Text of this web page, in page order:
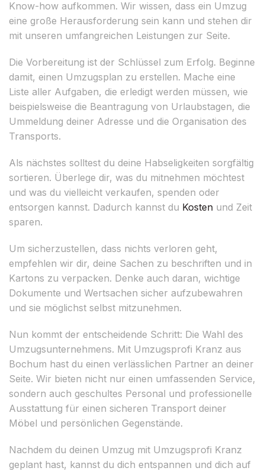
Know-how aufkommen. Wir wissen, dass ein Umzug
eine große Herausforderung sein kann und stehen dir
mit unseren umfangreichen Leistungen zur Seite.
Die Vorbereitung ist der Schlüssel zum Erfolg. Beginne
damit, einen Umzugsplan zu erstellen. Mache eine
Liste aller Aufgaben, die erledigt werden müssen, wie
beispielsweise die Beantragung von Urlaubstagen, die
Ummeldung deiner Adresse und die Organisation des
Transports.
Als nächstes solltest du deine Habseligkeiten sorgfältig
sortieren. Überlege dir, was du mitnehmen möchtest
und was du vielleicht verkaufen, spenden oder
entsorgen kannst. Dadurch kannst du Kosten und Zeit
sparen.
Um sicherzustellen, dass nichts verloren geht,
empfehlen wir dir, deine Sachen zu beschriften und in
Kartons zu verpacken. Denke auch daran, wichtige
Dokumente und Wertsachen sicher aufzubewahren
und sie möglichst selbst mitzunehmen.
Nun kommt der entscheidende Schritt: Die Wahl des
Umzugsunternehmens. Mit Umzugsprofi Kranz aus
Bochum hast du einen verlässlichen Partner an deiner
Seite. Wir bieten nicht nur einen umfassenden Service,
sondern auch geschultes Personal und professionelle
Ausstattung für einen sicheren Transport deiner
Möbel und persönlichen Gegenstände.
Nachdem du deinen Umzug mit Umzugsprofi Kranz
geplant hast, kannst du dich entspannen und dich auf